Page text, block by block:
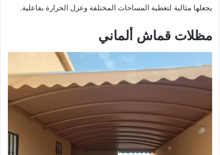
يجعلها مثالية لتغطية المساحات المختلفة وعزل الحرارة بفاعلية.
مظلات قماش ألماني